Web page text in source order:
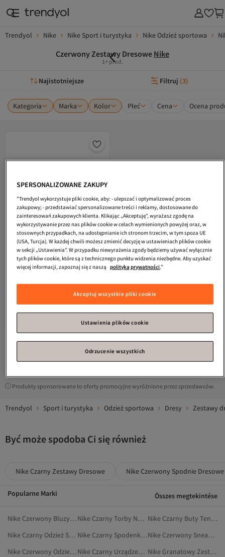
Trendyol Nike Nike Sport i turystyka Nike Odzież sportowa
Czerwony Zestawy Dresowe Nike
1+ prod.
Najistotniejsze Filtruj (3)
Kategoria Marka Kolor Płeć Cena Ocena
M Nk Df Strk Hd Trk Jkt K
Darmowa wysyłka
1
Produkty sponsorowane to oferty promocyjne wyróżnione przez sprzedawców.
Trendyol Sport i turystyka Odzież sportowa Dresy Zestawy
Być może spodoba Ci się również
Nike Czarny Zestawy Dresowe Nike Czerwony Spodnie Dresowe
Popularne Marki Összes megtekintése
Nike Czerwony Bluzy Sportowe Nike Czarny Torby Na Siłownię
Nike Czarny Buty Tenisowe
Nike Czarny Odzież Sportowa
Nike Czarny Spodenki Sportowe
Nike Czerwony Sneakersy
Nike Czerwony Odzież Outdoorowa
Nike Czarny Urządzenia Sportowe
Nike Granatowy Zestawy Dresowe
SPERSONALIZOWANE ZAKUPY
"Trendyol wykorzystuje pliki cookie, aby: - ulepszać i optymalizować proces
zakupowy; - przedstawiać spersonalizowane treści i reklamy, dostosowane do
zainteresowań zakupowych klienta. Klikając „Akceptuję”, wyrażasz zgodę na
wykorzystywanie przez nas plików cookie w celach wymienionych powyżej oraz, w
stosownych przypadkach, na udostępnianie ich stronom trzecim, w tym spoza UE
(USA, Turcja). W każdej chwili możesz zmienić decyzję w ustawieniach plików cookie
w sekcji „Ustawienia”. W przypadku niewyrażenia zgody będziemy używać wyłącznie
tych plików cookie, które są z technicznego punktu widzenia niezbędne. Aby uzyskać
więcej informacji, zapoznaj się z naszą polityką prywatności."
Akceptuj wszystkie pliki cookie
Ustawienia plików cookie
Odrzucenie wszystkich